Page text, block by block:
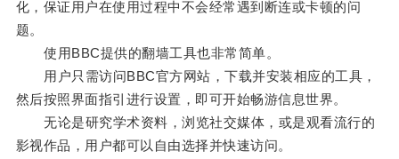
化，保证用户在使用过程中不会经常遇到断连或卡顿的问
题。
使用BBC提供的翻墙工具也非常简单。
用户只需访问BBC官方网站，下载并安装相应的工具，
然后按照界面指引进行设置，即可开始畅游信息世界。
无论是研究学术资料，浏览社交媒体，或是观看流行的
影视作品，用户都可以自由选择并快速访问。